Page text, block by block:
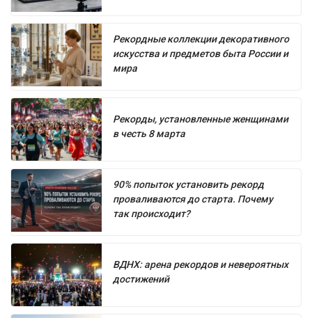
Рекордные коллекции декоративного
искусства и предметов быта России и
мира
Рекорды, установленные женщинами
в честь 8 марта
90% попыток установить рекорд
проваливаются до старта. Почему
так происходит?
ВДНХ: арена рекордов и невероятных
достижений